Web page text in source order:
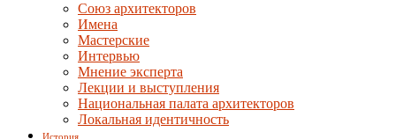
Союз архитекторов
Имена
Мастерские
Интервью
Мнение эксперта
Лекции и выступления
Национальная палата архитекторов
Локальная идентичность
История